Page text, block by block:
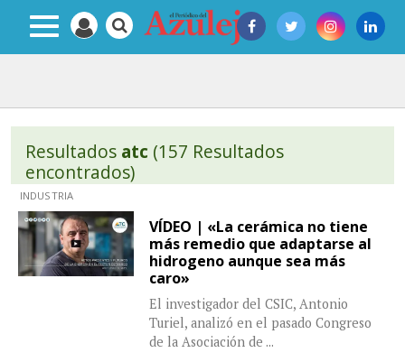
Resultados atc (157 Resultados
encontrados)
INDUSTRIA
VÍDEO | «La cerámica no tiene
más remedio que adaptarse al
hidrogeno aunque sea más
caro»
El investigador del CSIC, Antonio
Turiel, analizó en el pasado Congreso
de la Asociación de ...